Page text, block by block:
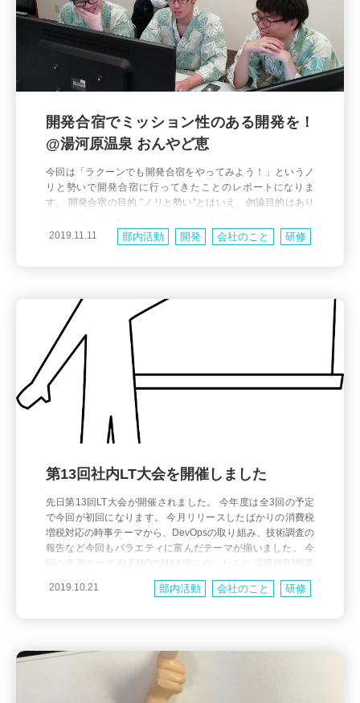
開発合宿でミッション性のある開発を！
@湯河原温泉 おんやど恵
今回は「ラクーンでも開発合宿をやってみよう！」というノ
リと勢いで開発合宿に行ってきたことのレポートになりま
す。 開発合宿の目的 ”ノリと勢い”とはいえ、勿論目的はあり
いとか、たまには旅行したいよねとかそんなことだけ思って
るわけではありません！ 1. いつもと違う環境で思う存分目的
2019.11.11 開発 会社のこと
部内活動 研修
第13回社内LT大会を開催しました
先日第13回LT大会が開催されました。 今年度は全3回の予定
で今回が初回になります。 今月リリースしたばかりの消費税
増税対応の時事テーマから、DevOpsの取り組み、技術調査の
報告など今回もバラエティに富んだテーマが揃いました。 今
回の発表テーマ ALEMOのM&A後にやったこと 消費税PJ概要
PaidってOpenAPI使ってないの？ by利用検討中の企業さん 人
間らしさとはなに
2019.10.21 会社のこと
部内活動 研修